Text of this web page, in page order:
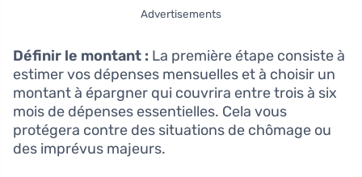
Advertisements
Définir le montant : La première étape consiste à
estimer vos dépenses mensuelles et à choisir un
montant à épargner qui couvrira entre trois à six
mois de dépenses essentielles. Cela vous
protégera contre des situations de chômage ou
des imprévus majeurs.